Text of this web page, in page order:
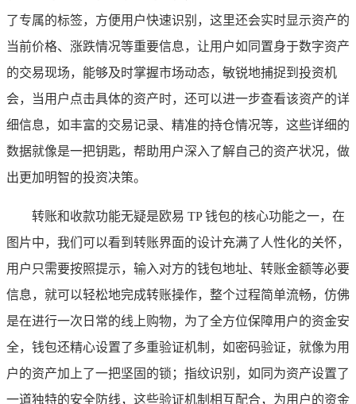
了专属的标签，方便用户快速识别，这里还会实时显示资产的
当前价格、涨跌情况等重要信息，让用户如同置身于数字资产
的交易现场，能够及时掌握市场动态，敏锐地捕捉到投资机
会，当用户点击具体的资产时，还可以进一步查看该资产的详
细信息，如丰富的交易记录、精准的持仓情况等，这些详细的
数据就像是一把钥匙，帮助用户深入了解自己的资产状况，做
出更加明智的投资决策。
转账和收款功能无疑是欧易 TP 钱包的核心功能之一，在
图片中，我们可以看到转账界面的设计充满了人性化的关怀，
用户只需要按照提示，输入对方的钱包地址、转账金额等必要
信息，就可以轻松地完成转账操作，整个过程简单流畅，仿佛
是在进行一次日常的线上购物，为了全方位保障用户的资金安
全，钱包还精心设置了多重验证机制，如密码验证，就像为用
户的资产加上了一把坚固的锁；指纹识别，如同为资产设置了
一道独特的安全防线，这些验证机制相互配合，为用户的资金